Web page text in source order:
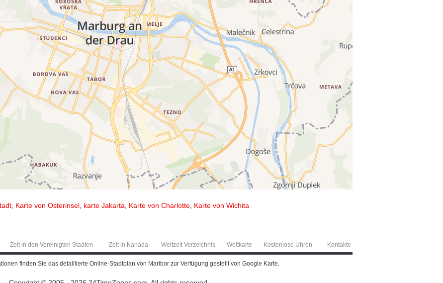
Karte von Osterinsel karte Jakarta Karte von Charlotte Karte von Wichita
Zeit in den Vereinigten Staaten Zeit in Kanada Weltzeit Verzeichnis Weltkarte Kostenlose Uhren Kontakte
finden Sie das detaillierte Online-Stadtplan von Maribor zur Verfügung gestellt von Google Karte.